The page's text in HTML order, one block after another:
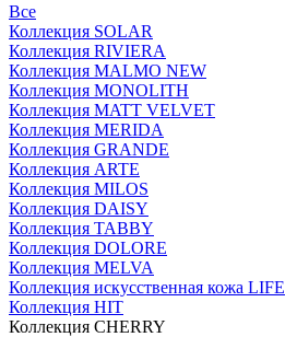
Все
Коллекция SOLAR
Коллекция RIVIERA
Коллекция MALMO NEW
Коллекция MONOLITH
Коллекция MATT VELVET
Коллекция MERIDA
Коллекция GRANDE
Коллекция ARTE
Коллекция MILOS
Коллекция DAISY
Коллекция TABBY
Коллекция DOLORE
Коллекция MELVA
Коллекция искусственная кожа LIFE
Коллекция HIT
Коллекция CHERRY